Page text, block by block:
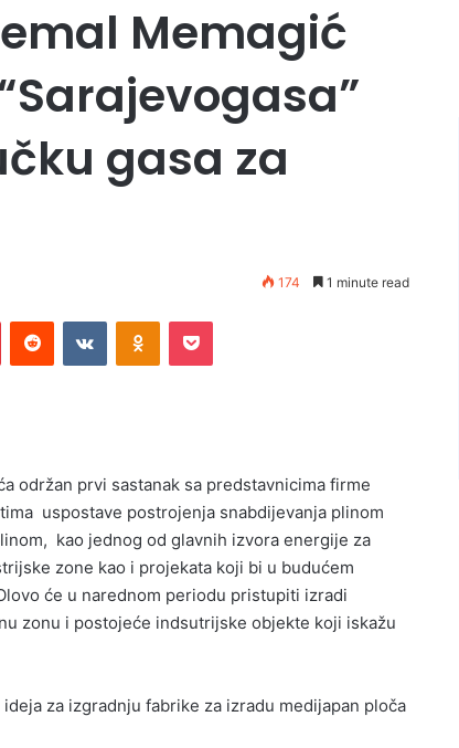
Memagić
gasa za
174 1 minute read
PinterestReddit VKontakteOdnoklassniki
Pocket
održan prvi sastanak sa predstavnicima firme
uspostave postrojenja snabdijevanja plinom
kao jednog od glavnih izvora energije za
zone kao i projekata koji bi u budućem
će u narednom periodu pristupiti izradi
zonu i postojeće indsutrijske objekte koji iskažu
za izgradnju fabrike za izradu medijapan ploča